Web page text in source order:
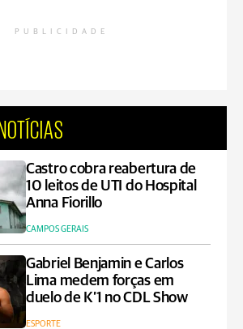
PUBLICIDADE
Castro cobra reabertura de
10 leitos de UTI do Hospital
Anna Fiorillo
CAMPOS GERAIS
Gabriel Benjamin e Carlos
Lima medem forças em
duelo de K’1 no CDL Show
ESPORTE